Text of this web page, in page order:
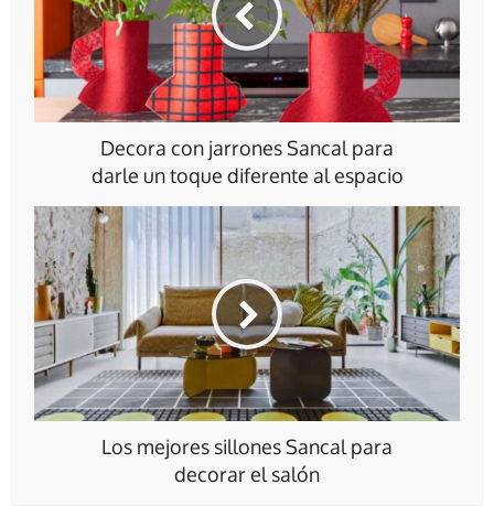
Decora con jarrones Sancal para
darle un toque diferente al espacio
Los mejores sillones Sancal para
decorar el salón